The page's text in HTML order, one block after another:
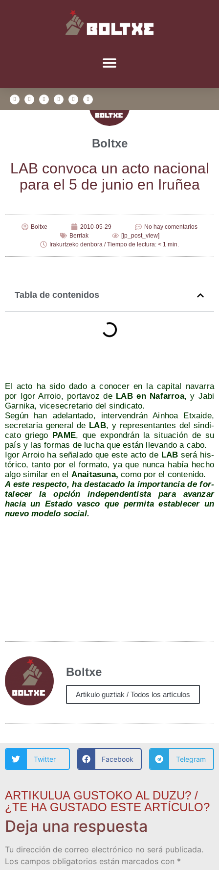
Boltxe
LAB con­vo­ca un acto nacio­nal
para el 5 de junio en Iruñea
Boltxe 2010-05-29
No hay comentarios
Berriak
[jp_post_view]
Irakurtzeko denbora / Tiempo de lectura: < 1 min.
Tabla de contenidos
El acto ha sido dado a cono­cer en la capi­tal nava­rra
por Igor Arroio, por­ta­voz de LAB en Nafa­rroa, y Jabi
Gar­ni­ka, vice­se­cre­ta­rio del sindicato.
Según han ade­lan­ta­do, inter­ven­drán Ainhoa Etxai­de,
secre­ta­ria gene­ral de LAB, y repre­sen­tan­tes del sin­di­
ca­to grie­go PAME, que expon­drán la situa­ción de su
país y las for­mas de lucha que están lle­van­do a cabo.
Igor Arroio ha seña­la­do que este acto de LAB será his­
tó­ri­co, tan­to por el for­ma­to, ya que nun­ca había hecho
algo simi­lar en el Anai­ta­su­na, como por el contenido.
A este res­pec­to, ha des­ta­ca­do la impor­tan­cia de for­
ta­le­cer la opción inde­pen­den­tis­ta para avan­zar
hacia un Esta­do vas­co que per­mi­ta esta­ble­cer un
nue­vo mode­lo social.
Boltxe
Artikulo guztiak / Todos los artículos
Twitter Facebook Telegram
ARTIKULUA GUSTOKO AL DUZU? /
¿TE HA GUSTADO ESTE ARTÍCULO?
Deja una respuesta
Tu dirección de correo electrónico no será publicada.
Los campos obligatorios están marcados con *